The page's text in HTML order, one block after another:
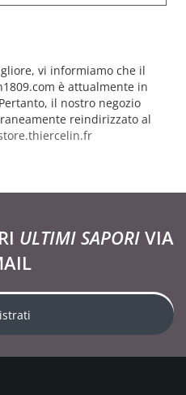
vi informiamo che il
è attualmente in
il nostro negozio
reindirizzato al
ULTIMI SAPORIVIA